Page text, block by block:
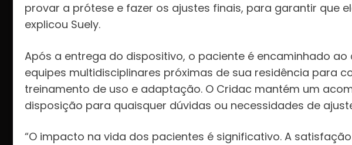
provar a prótese e fazer os ajustes finais, para garantir que
explicou Suely.
Após a entrega do dispositivo, o paciente é encaminhado
equipes multidisciplinares próximas de sua residência para
treinamento de uso e adaptação. O Cridac mantém um
disposição para quaisquer dúvidas ou necessidades de
“O impacto na vida dos pacientes é significativo. A